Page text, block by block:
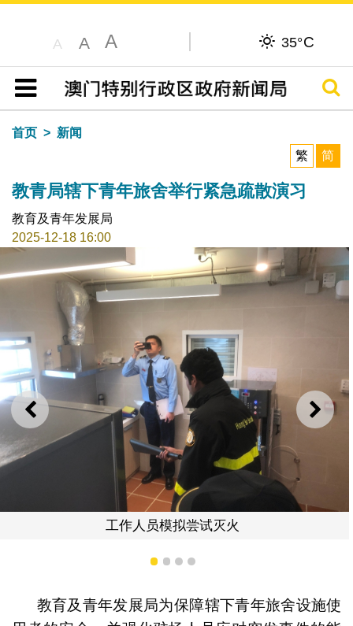
A A A 35°C
目录
搜寻
首页
新闻
繁
简
教青局辖下青年旅舍举行紧急疏散演习
教育及青年发展局
2025-12-18 16:00
上一则 下一
1 2 3 4
教育及青年发展局为保障辖下青年旅舍设施使